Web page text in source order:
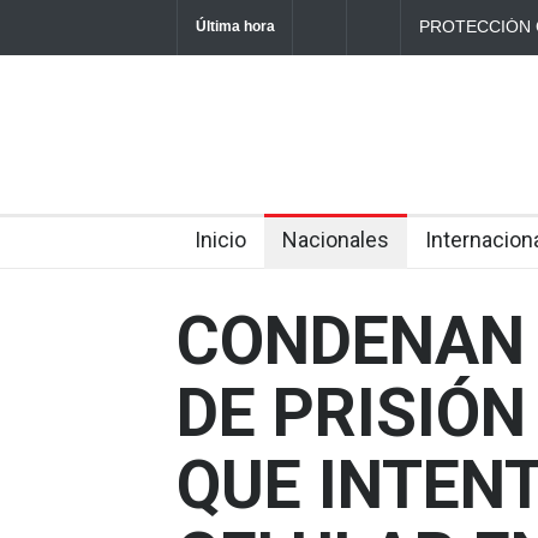
Última hora
PROTECCIÓN
AGOSTINAS
Inicio Nacionales
DE
QUE